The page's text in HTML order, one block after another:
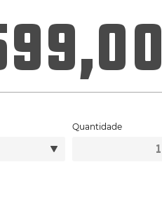
Quantidade